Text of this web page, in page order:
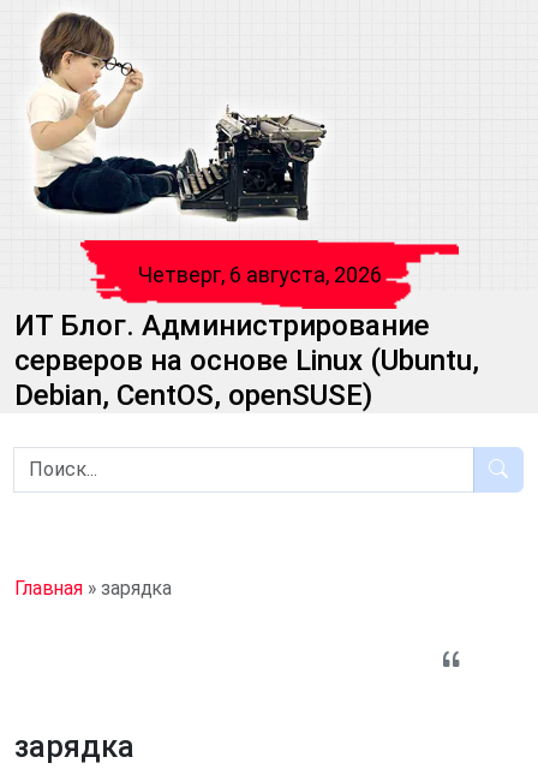
Четверг, 6 августа, 2026
ИТ Блог. Администрирование
серверов на основе Linux (Ubuntu,
Debian, CentOS, openSUSE)
Главная » зарядка
зарядка